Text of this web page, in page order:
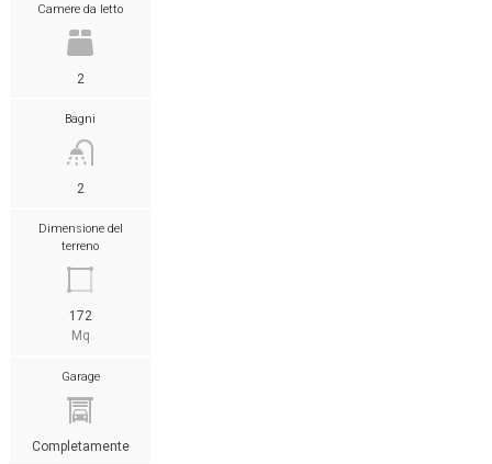
Camere da letto
2
Bagni
2
Dimensione del
terreno
172
Mq
Garage
Completamente